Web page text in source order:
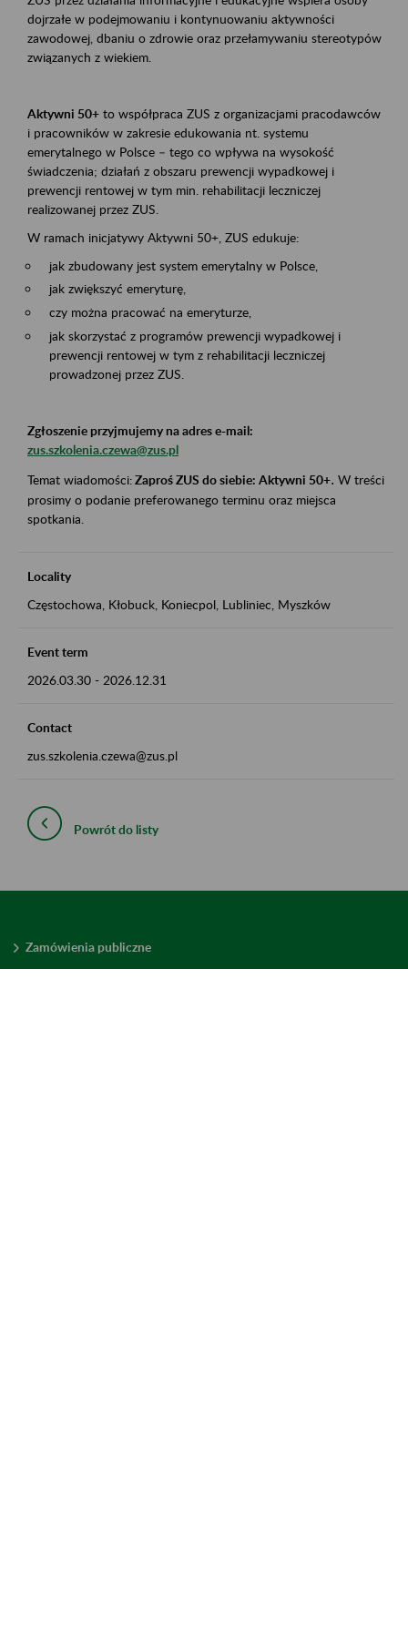
dojrzałe w podejmowaniu i kontynuowaniu aktywności
zawodowej, dbaniu o zdrowie oraz przełamywaniu stereotypów
związanych z wiekiem.
Aktywni 50+ to współpraca ZUS z organizacjami pracodawców
i pracowników w zakresie edukowania nt. systemu
emerytalnego w Polsce – tego co wpływa na wysokość
świadczenia; działań z obszaru prewencji wypadkowej i
prewencji rentowej w tym min. rehabilitacji leczniczej
realizowanej przez ZUS.
W ramach inicjatywy Aktywni 50+, ZUS edukuje:
jak zbudowany jest system emerytalny w Polsce,
jak zwiększyć emeryturę,
czy można pracować na emeryturze,
jak skorzystać z programów prewencji wypadkowej i
prewencji rentowej w tym z rehabilitacji leczniczej
prowadzonej przez ZUS.
Zgłoszenie przyjmujemy na adres e-mail:
zus.szkolenia.czewa@zus.pl
Temat wiadomości:Zaproś ZUS do siebie: Aktywni 50+. W treści
prosimy o podanie preferowanego terminu oraz miejsca
spotkania.
Locality
Częstochowa, Kłobuck, Koniecpol, Lubliniec, Myszków
Event term
2026.03.30 - 2026.12.31
Contact
zus.szkolenia.czewa@zus.pl
Powrót do listy
Zamówienia publiczne